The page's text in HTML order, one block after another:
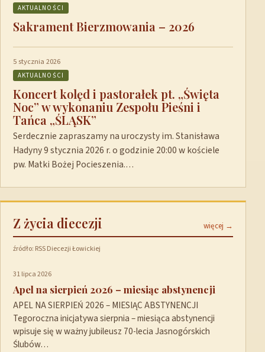
AKTUALNOŚCI
Sakrament Bierzmowania – 2026
5 stycznia 2026
AKTUALNOŚCI
Koncert kolęd i pastorałek pt. „Święta
Noc” w wykonaniu Zespołu Pieśni i
Tańca „ŚLĄSK”
Serdecznie zapraszamy na uroczysty im. Stanisława
Hadyny 9 stycznia 2026 r. o godzinie 20:00 w kościele
pw. Matki Bożej Pocieszenia.…
Z życia diecezji więcej →
źródło: RSS Diecezji Łowickiej
31 lipca 2026
Apel na sierpień 2026 – miesiąc abstynencji
APEL NA SIERPIEŃ 2026 – MIESIĄC ABSTYNENCJI
Tegoroczna inicjatywa sierpnia – miesiąca abstynencji
wpisuje się w ważny jubileusz 70-lecia Jasnogórskich
Ślubów…